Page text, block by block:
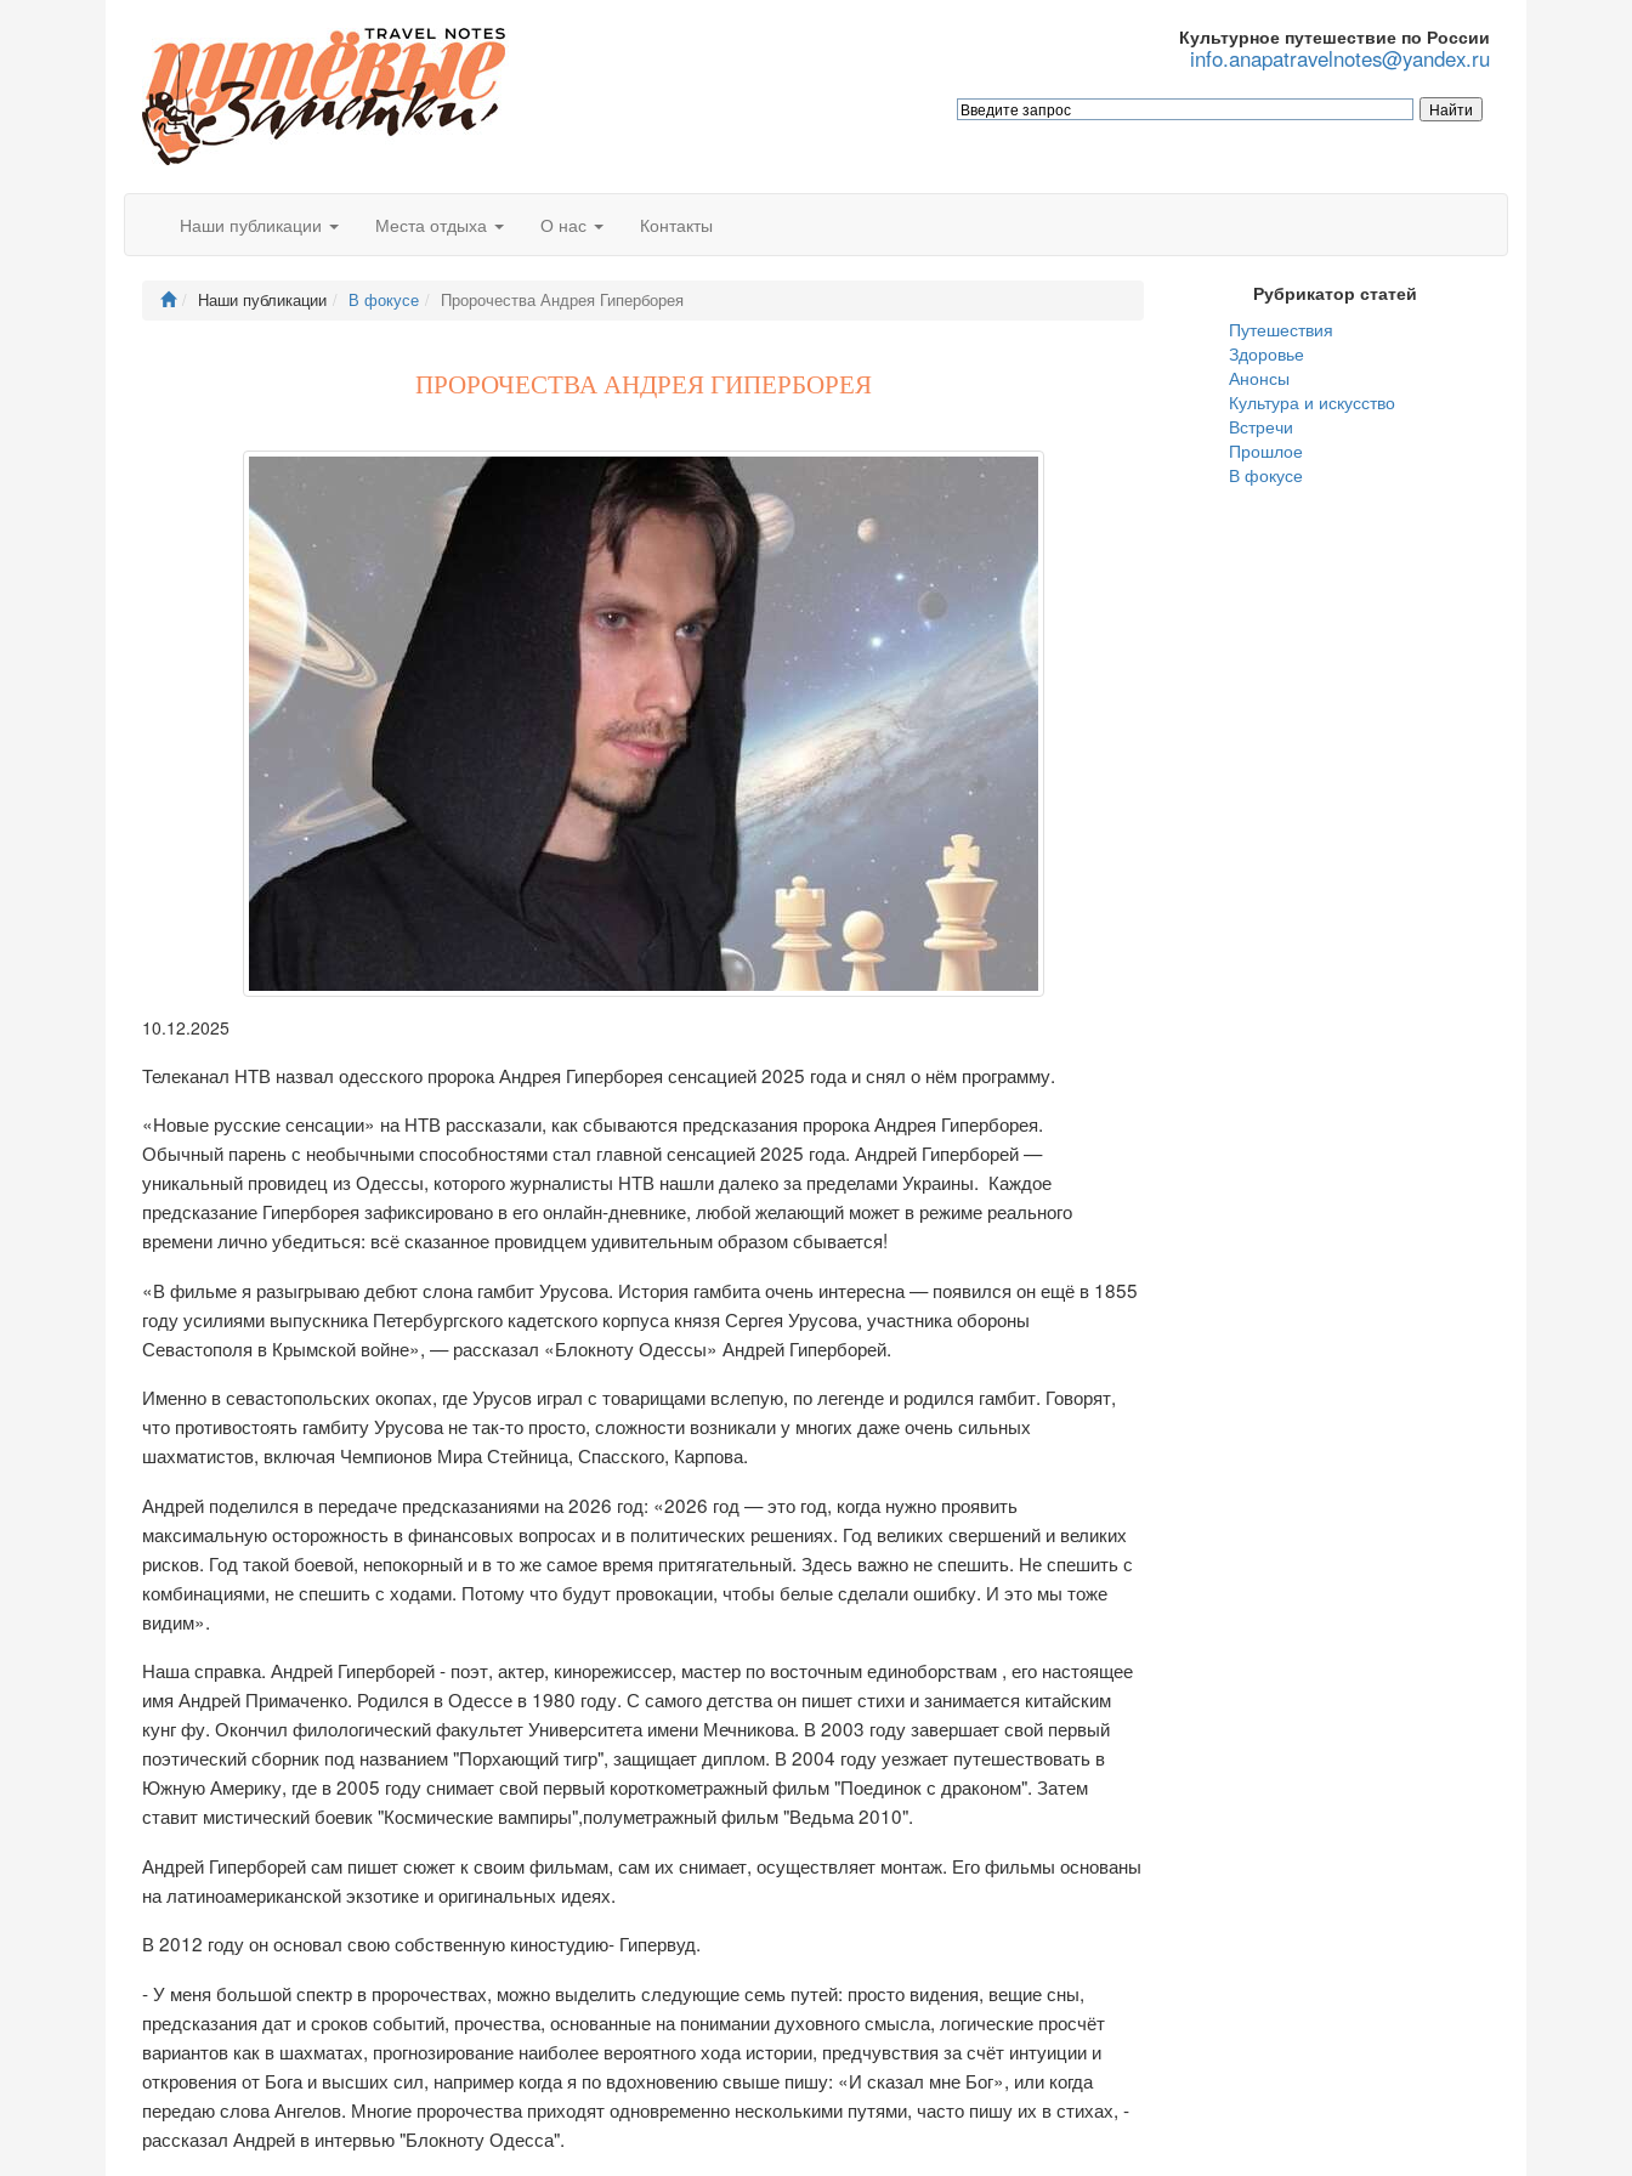
Культурное путешествие по России
info.anapatravelnotes@yandex.ru
Наши публикации Места отдыха О нас Контакты
Наши публикации В фокусе Пророчества Андрея Гиперборея
ПРОРОЧЕСТВА АНДРЕЯ ГИПЕРБОРЕЯ
10.12.2025
Телеканал НТВ назвал одесского пророка Андрея Гиперборея сенсацией 2025 года и снял о нём программу.
«Новые русские сенсации» на НТВ рассказали, как сбываются предсказания пророка Андрея Гиперборея.
Обычный парень с необычными способностями стал главной сенсацией 2025 года. Андрей Гиперборей —
уникальный провидец из Одессы, которого журналисты НТВ нашли далеко за пределами Украины. Каждое
предсказание Гиперборея зафиксировано в его онлайн-дневнике, любой желающий может в режиме реального
времени лично убедиться: всё сказанное провидцем удивительным образом сбывается!
«В фильме я разыгрываю дебют слона гамбит Урусова. История гамбита очень интересна — появился он ещё в 1855
году усилиями выпускника Петербургского кадетского корпуса князя Сергея Урусова, участника обороны
Севастополя в Крымской войне», — рассказал «Блокноту Одессы» Андрей Гиперборей.
Именно в севастопольских окопах, где Урусов играл с товарищами вслепую, по легенде и родился гамбит. Говорят,
что противостоять гамбиту Урусова не так-то просто, сложности возникали у многих даже очень сильных
шахматистов, включая Чемпионов Мира Стейница, Спасского, Карпова.
Андрей поделился в передаче предсказаниями на 2026 год: «2026 год — это год, когда нужно проявить
максимальную осторожность в финансовых вопросах и в политических решениях. Год великих свершений и великих
рисков. Год такой боевой, непокорный и в то же самое время притягательный. Здесь важно не спешить. Не спешить с
комбинациями, не спешить с ходами. Потому что будут провокации, чтобы белые сделали ошибку. И это мы тоже
видим».
Наша справка. Андрей Гиперборей - поэт, актер, кинорежиссер, мастер по восточным единоборствам , его настоящее
имя Андрей Примаченко. Родился в Одессе в 1980 году. С самого детства он пишет стихи и занимается китайским
кунг фу. Окончил филологический факультет Университета имени Мечникова. В 2003 году завершает свой первый
поэтический сборник под названием "Порхающий тигр", защищает диплом. В 2004 году уезжает путешествовать в
Южную Америку, где в 2005 году снимает свой первый короткометражный фильм "Поединок с драконом". Затем
ставит мистический боевик "Космические вампиры",полуметражный фильм "Ведьма 2010".
Андрей Гиперборей сам пишет сюжет к своим фильмам, сам их снимает, осуществляет монтаж. Его фильмы основаны
на латиноамериканской экзотике и оригинальных идеях.
В 2012 году он основал свою собственную киностудию- Гипервуд.
- У меня большой спектр в пророчествах, можно выделить следующие семь путей: просто видения, вещие сны,
предсказания дат и сроков событий, прочества, основанные на понимании духовного смысла, логические просчёт
вариантов как в шахматах, прогнозирование наиболее вероятного хода истории, предчувствия за счёт интуиции и
откровения от Бога и высших сил, например когда я по вдохновению свыше пишу: «И сказал мне Бог», или когда
передаю слова Ангелов. Многие пророчества приходят одновременно несколькими путями, часто пишу их в стихах, -
рассказал Андрей в интервью "Блокноту Одесса".
Рубрикатор статей
Путешествия
Здоровье
Анонсы
Культура и искусство
Встречи
Прошлое
В фокусе